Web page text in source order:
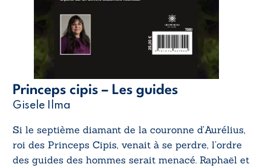
Princeps cipis – Les guides
Gisele Ilma
Si le septième diamant de la couronne d’Aurélius,
roi des Princeps Cipis, venait à se perdre, l’ordre
des guides des hommes serait menacé. Raphaël et